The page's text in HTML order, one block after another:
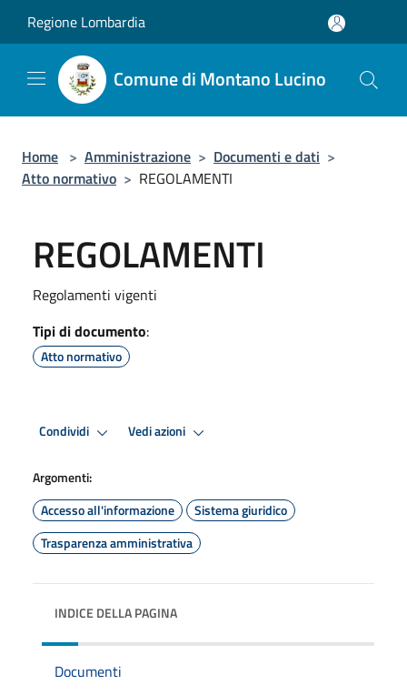
Regione Lombardia
Comune di Montano Lucino
Home > Amministrazione > Documenti e dati >
Atto normativo > REGOLAMENTI
REGOLAMENTI
Regolamenti vigenti
Tipi di documento:
Atto normativo
Condividi Vedi azioni
Argomenti:
Accesso all'informazione
Sistema giuridico
Trasparenza amministrativa
INDICE DELLA PAGINA
Documenti